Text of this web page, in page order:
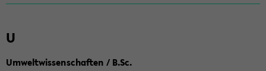
U
Umweltwissenschaften / B.Sc.